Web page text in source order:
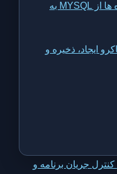
اتصال VBA به MYSQL | انتقال داده ها از MYSQL به
ایجاد، ذخیره و
عبارت‌های شرطی و منطقی در VBA | کنترل جریان برنامه و